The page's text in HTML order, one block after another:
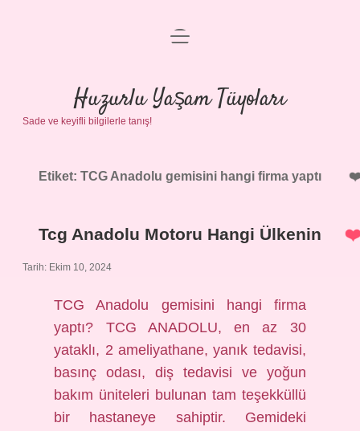
Anasayfa
Gizlilik Politikası
Yasal Uyarı
menüyü
Huzurlu Yaşam Tüyoları
Sade ve keyifli bilgilerle tanış!
Etiket: TCG Anadolu gemisini hangi firma yaptı
Tcg Anadolu Motoru Hangi Ülkenin
Tarih: Ekim 10, 2024
TCG Anadolu gemisini hangi firma
yaptı? TCG ANADOLU, en az 30
yataklı, 2 ameliyathane, yanık tedavisi,
basınç odası, diş tedavisi ve yoğun
bakım üniteleri bulunan tam teşekküllü
bir hastaneye sahiptir. Gemideki